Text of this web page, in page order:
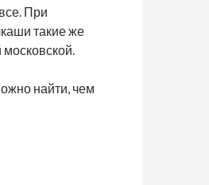
При
такие же
найти, чем